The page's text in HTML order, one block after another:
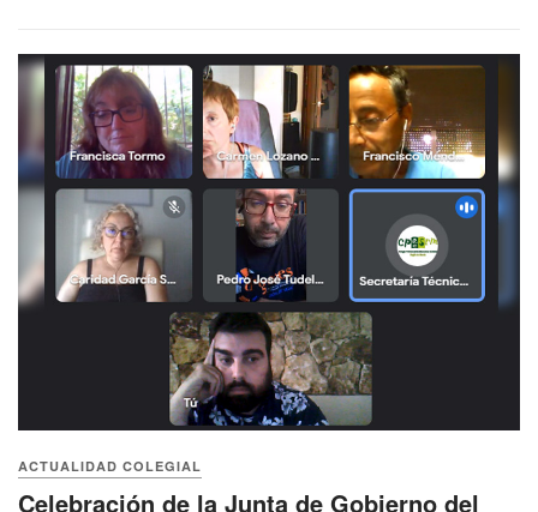
ACTUALIDAD COLEGIAL
Celebración de la Junta de Gobierno del